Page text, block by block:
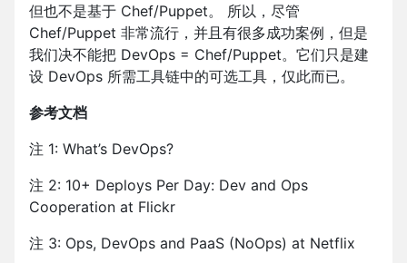
但也不是基于 Chef/Puppet。 所以，尽管
Chef/Puppet 非常流行，并且有很多成功案例，但是
我们决不能把 DevOps = Chef/Puppet。它们只是建
设 DevOps 所需工具链中的可选工具，仅此而已。
参考文档
注 1: What’s DevOps?
注 2: 10+ Deploys Per Day: Dev and Ops
Cooperation at Flickr
注 3: Ops, DevOps and PaaS (NoOps) at Netflix